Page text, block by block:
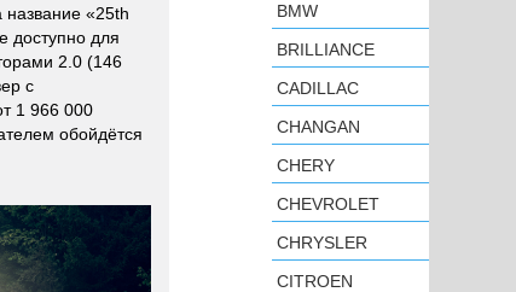
«25th
доступно для
2.0 (146
с
1 966 000
обойдётся
BMW
BRILLIANCE
CADILLAC
CHANGAN
CHERY
CHEVROLET
CHRYSLER
CITROEN